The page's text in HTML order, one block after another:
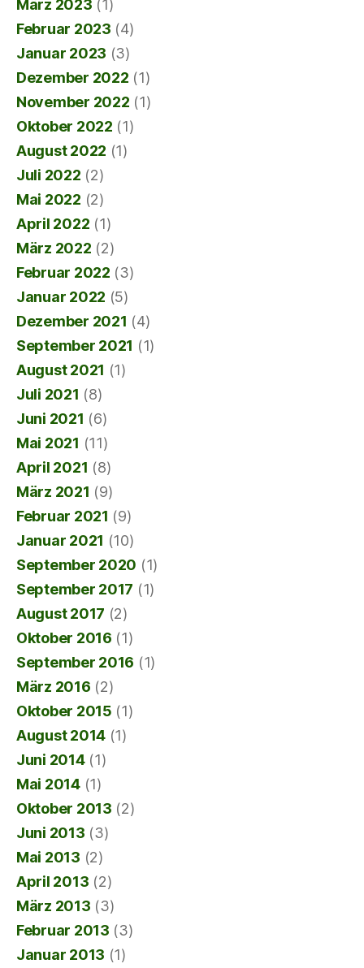
März 2023 (1)
Februar 2023 (4)
Januar 2023 (3)
Dezember 2022 (1)
November 2022 (1)
Oktober 2022 (1)
August 2022 (1)
Juli 2022 (2)
Mai 2022 (2)
April 2022 (1)
März 2022 (2)
Februar 2022 (3)
Januar 2022 (5)
Dezember 2021 (4)
September 2021 (1)
August 2021 (1)
Juli 2021 (8)
Juni 2021 (6)
Mai 2021 (11)
April 2021 (8)
März 2021 (9)
Februar 2021 (9)
Januar 2021 (10)
September 2020 (1)
September 2017 (1)
August 2017 (2)
Oktober 2016 (1)
September 2016 (1)
März 2016 (2)
Oktober 2015 (1)
August 2014 (1)
Juni 2014(1)
Mai 2014(1)
Oktober 2013 (2)
Juni 2013 (3)
Mai 2013 (2)
April 2013 (2)
März 2013 (3)
Februar 2013 (3)
Januar 2013 (1)